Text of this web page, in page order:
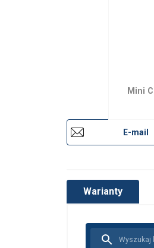
Mini
E-mail
Warianty